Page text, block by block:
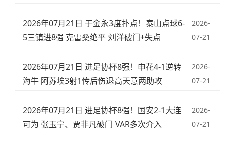
2026年07月21日 于金永3度扑点！泰山点球6-
5三镇进8强 克雷桑绝平 刘洋破门+失点
2026-
07-21
2026年07月21日 进足协杯8强！申花4-1逆转
海牛 阿苏埃3射1传后伤退高天意两助攻
2026-
07-21
2026年07月21日 进足协杯8强！国安2-1大连
可为 张玉宁、贾非凡破门 VAR多次介入
2026-
07-21